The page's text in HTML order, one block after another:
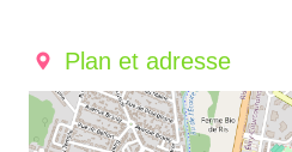
Plan et adresse